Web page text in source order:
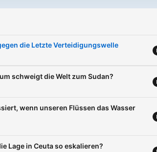
die Letzte Verteidigungswelle
schweigt die Welt zum Sudan?
wenn unseren Flüssen das Wasser
Lage in Ceuta so eskalieren?